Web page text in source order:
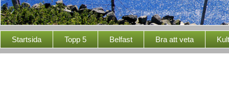
Startsida Topp 5 Belfast Bra att veta